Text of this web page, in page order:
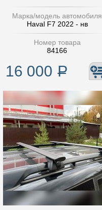
Марка/модель автомобиля
Haval F7 2022 - нв
Номер товара
84166
16 000 Р